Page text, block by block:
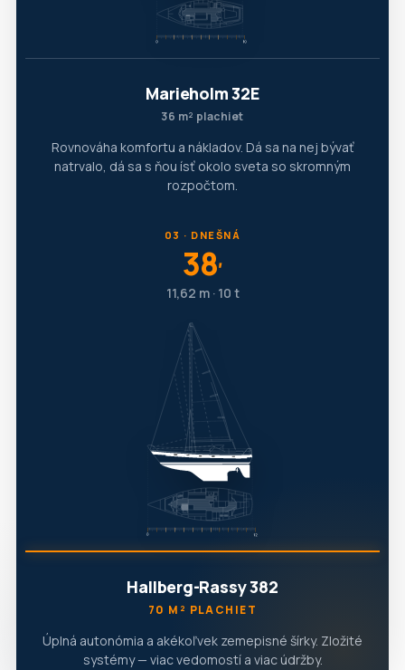
Marieholm 32E
36 m² plachiet
Rovnováha komfortu a nákladov. Dá sa na nej bývať
natrvalo, dá sa s ňou ísť okolo sveta so skromným
rozpočtom.
03 · DNEŠNÁ
38′
11,62 m · 10 t
Hallberg-Rassy 382
70 M² PLACHIET
Úplná autonómia a akékoľvek zemepisné šírky. Zložité
systémy — viac vedomostí a viac údržby.